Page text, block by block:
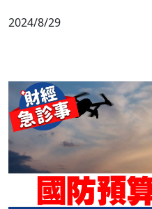
2024/8/29